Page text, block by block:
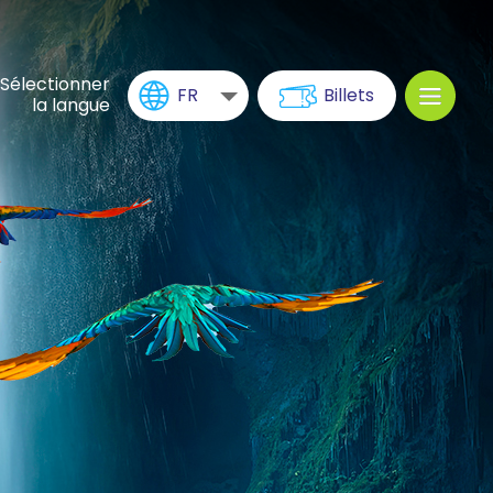
Sélectionner
la langue
FR Billets